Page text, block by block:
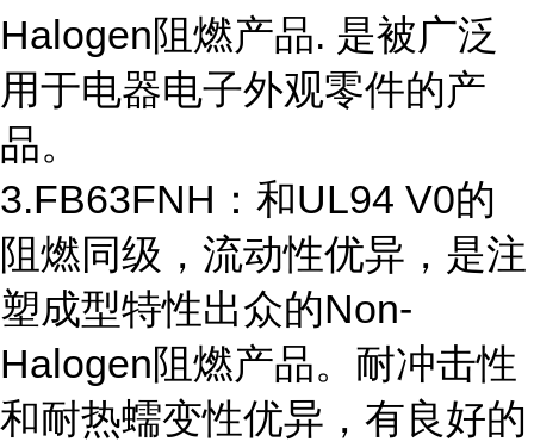
Halogen阻燃产品. 是被广泛
用于电器电子外观零件的产
品。
3.FB63FNH：和UL94 V0的
阻燃同级，流动性优异，是注
塑成型特性出众的Non-
Halogen阻燃产品。耐冲击性
和耐热蠕变性优异，有良好的